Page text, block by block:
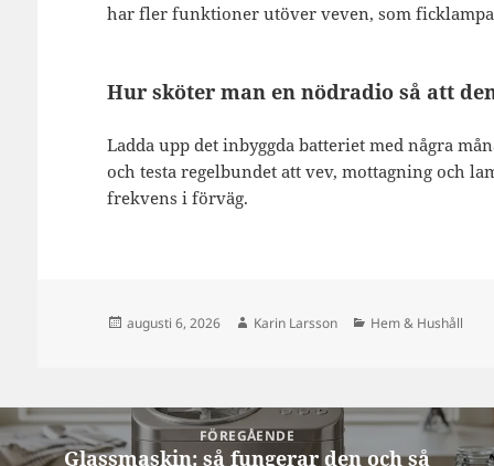
har fler funktioner utöver veven, som
Hur sköter man en nödradio så att
Ladda upp det inbyggda batteriet med några
och testa regelbundet att vev, mottagning och
frekvens i förväg.
Postat
augusti 6, 2026 Författare
Karin Larsson Kategorier
Hem & Hushåll
Inläggsnavigering
FÖREGÅENDE
Föregående
Glassmaskin: så fungerar den och så